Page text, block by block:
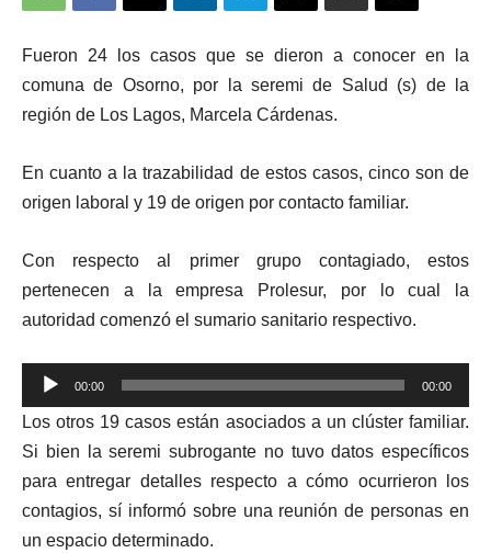
Fueron 24 los casos que se dieron a conocer en la
comuna de Osorno, por la seremi de Salud (s) de la
región de Los Lagos, Marcela Cárdenas.
En cuanto a la trazabilidad de estos casos, cinco son de
origen laboral y 19 de origen por contacto familiar.
Con respecto al primer grupo contagiado, estos
pertenecen a la empresa Prolesur, por lo cual la
autoridad comenzó el sumario sanitario respectivo.
Reproductor
de
audio
00:00 00:00
Los otros 19 casos están asociados a un clúster familiar.
Si bien la seremi subrogante no tuvo datos específicos
para entregar detalles respecto a cómo ocurrieron los
contagios, sí informó sobre una reunión de personas en
un espacio determinado.